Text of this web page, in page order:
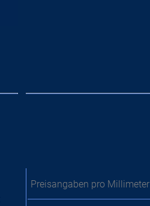
Preisangaben pro Millimeter